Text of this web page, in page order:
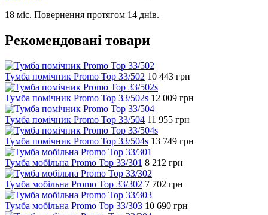
18 міс. Повернення протягом 14 днів.
Рекомендовані товари
Тумба помічник Promo Top 33/502 10 443 грн
Тумба помічник Promo Top 33/502s 12 009 грн
Тумба помічник Promo Top 33/504 11 955 грн
Тумба помічник Promo Top 33/504s 13 749 грн
Тумба мобільна Promo Top 33/301 8 212 грн
Тумба мобільна Promo Top 33/302 7 702 грн
Тумба мобільна Promo Top 33/303 10 690 грн